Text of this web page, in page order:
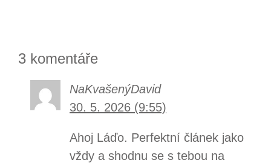
3 komentáře
NaKvašenýDavid
30. 5. 2026 (9:55)
Ahoj Láďo. Perfektní článek jako
vždy a shodnu se s tebou na